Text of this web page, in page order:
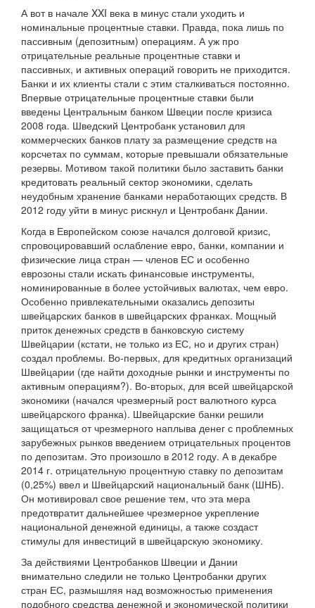
А вот в начале XXI века в минус стали уходить и
номинальные процентные ставки. Правда, пока лишь по
пассивным (депозитным) операциям. А уж про
отрицательные реальные процентные ставки и
пассивных, и активных операций говорить не приходится.
Банки и их клиенты стали с этим сталкиваться постоянно.
Впервые отрицательные процентные ставки были
введены Центральным банком Швеции после кризиса
2008 года. Шведский Центробанк установил для
коммерческих банков плату за размещение средств на
корсчетах по суммам, которые превышали обязательные
резервы. Мотивом такой политики было заставить банки
кредитовать реальный сектор экономики, сделать
неудобным хранение банками неработающих средств. В
2012 году уйти в минус рискнул и Центробанк Дании.
Когда в Европейском союзе начался долговой кризис,
спровоцировавший ослабление евро, банки, компании и
физические лица стран — членов ЕС и особенно
еврозоны стали искать финансовые инструменты,
номинированные в более устойчивых валютах, чем евро.
Особенно привлекательными оказались депозиты
швейцарских банков в швейцарских франках. Мощный
приток денежных средств в банковскую систему
Швейцарии (кстати, не только из ЕС, но и других стран)
создал проблемы. Во-первых, для кредитных организаций
Швейцарии (где найти доходные рынки и инструменты по
активным операциям?). Во-вторых, для всей швейцарской
экономики (начался чрезмерный рост валютного курса
швейцарского франка). Швейцарские банки решили
защищаться от чрезмерного наплыва денег с проблемных
зарубежных рынков введением отрицательных процентов
по депозитам. Это произошло в 2012 году. А в декабре
2014 г. отрицательную процентную ставку по депозитам
(0,25%) ввел и Швейцарский национальный банк (ШНБ).
Он мотивировал свое решение тем, что эта мера
предотвратит дальнейшее чрезмерное укрепление
национальной денежной единицы, а также создаст
стимулы для инвестиций в швейцарскую экономику.
За действиями Центробанков Швеции и Дании
внимательно следили не только Центробанки других
стран ЕС, размышляя над возможностью применения
подобного средства денежной и экономической политики